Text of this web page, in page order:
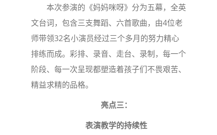
本次参演的《妈妈咪呀》分为五幕，全英
文台词，包含三支舞蹈、六首歌曲，由4位老
师带领32名小演员经过三个多月的努力精心
排练而成。彩排、录音、走台、录制，每一个
阶段、每一次呈现都塑造着孩子们不畏艰苦、
精益求精的品格。
亮点三：
表演教学的持续性